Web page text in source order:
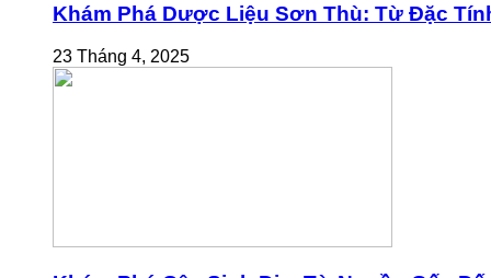
Khám Phá Dược Liệu Sơn Thù: Từ Đặc
23 Tháng 4, 2025